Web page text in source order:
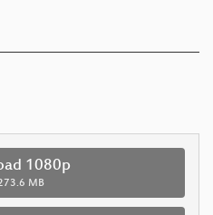
1080p
MB